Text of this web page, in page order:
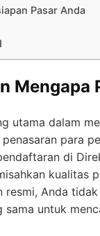
Pasar Anda
utama dalam
para
di
resmi, Anda
untuk